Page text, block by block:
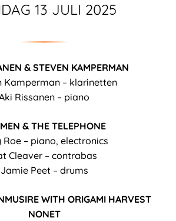
13 JULI 2025
& STEVEN KAMPERMAN
Kamperman – klarinetten
Rissanen – piano
& THE TELEPHONE
Roe – piano, electronics
Cleaver – contrabas
Jamie Peet – drums
WITH ORIGAMI HARVEST
NONET